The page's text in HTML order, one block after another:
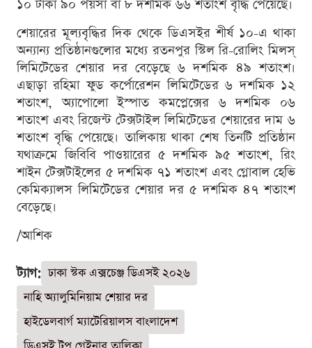
১০ টাকা ৯০ পয়সা বা ৮ দশমিক ৬৬ শতাংশ বৃদ্ধি পেয়েছে।
শেয়ারের মূল্যবৃদ্ধির দিক থেকে ডিএসইর শীর্ষ ১০-এ থাকা
অন্যান্য প্রতিষ্ঠানগুলোর মধ্যে রতনপুর স্টিল রি-রোলিং মিলস্‌
লিমিটেডের শেয়ার দর বেড়েছে ৬ দশমিক ৪৯ শতাংশ।
এছাড়া রহিমা ফুড কর্পোরেশন লিমিটেডের ৬ দশমিক ১২
শতাংশ, অ্যাপোলো ইস্পাত কমপ্লেক্সের ৬ দশমিক ০৬
শতাংশ এবং রিজেন্ট টেক্সটাইল লিমিটেডের শেয়ারের দাম ৬
শতাংশ বৃদ্ধি পেয়েছে। তালিকায় থাকা শেষ তিনটি প্রতিষ্ঠান
যথাক্রমে জিবিবি পাওয়ারের ৫ দশমিক ৯৫ শতাংশ, রিং
শাইন টেক্সটাইলের ৫ দশমিক ৭১ শতাংশ এবং গ্লোবাল হেভি
কেমিক্যালস লিমিটেডের শেয়ার দর ৫ দশমিক ৪৭ শতাংশ
বেড়েছে।
/আশিক
ট্যাগ: ঢাকা স্টক এক্সচেঞ্জ ডিএসই ২০২৬
নাহি অ্যালুমিনিয়াম শেয়ার দর
হাইডেলবার্গ ম্যাটেরিয়ালস বাংলাদেশ